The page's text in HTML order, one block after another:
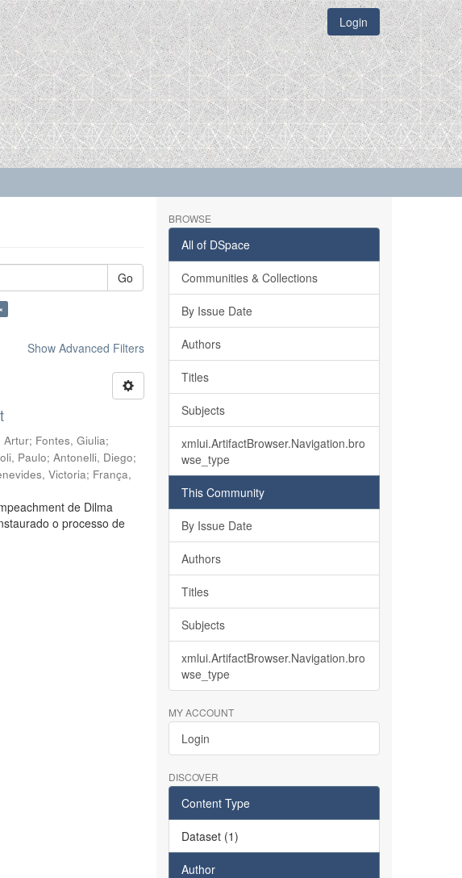
Login
Go
Show Advanced Filters
Artur; Fontes, Giulia;
Paulo;Antonelli, Diego;
Victoria; França,
de Dilma
o processo de
BROWSE
All of DSpace
Communities & Collections
By Issue Date
Authors
Titles
Subjects
xmlui.ArtifactBrowser.Navigation.bro
wse_type
This Community
By Issue Date
Authors
Titles
Subjects
xmlui.ArtifactBrowser.Navigation.bro
wse_type
MY ACCOUNT
Login
DISCOVER
Content Type
Dataset (1)
Author